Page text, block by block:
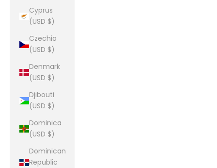
Cyprus
(USD $)
Czechia
(USD $)
Denmark
(USD $)
Djibouti
(USD $)
Dominica
(USD $)
Dominican
Republic